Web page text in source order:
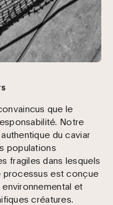
que le
Notre
du caviar
populations
fragiles dans lesquels
processus est conçue
et
créatures.